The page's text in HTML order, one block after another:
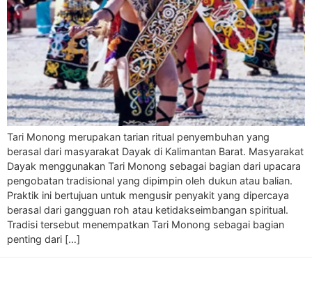
Tari Monong merupakan tarian ritual penyembuhan yang
berasal dari masyarakat Dayak di Kalimantan Barat. Masyarakat
Dayak menggunakan Tari Monong sebagai bagian dari upacara
pengobatan tradisional yang dipimpin oleh dukun atau balian.
Praktik ini bertujuan untuk mengusir penyakit yang dipercaya
berasal dari gangguan roh atau ketidakseimbangan spiritual.
Tradisi tersebut menempatkan Tari Monong sebagai bagian
penting dari […]